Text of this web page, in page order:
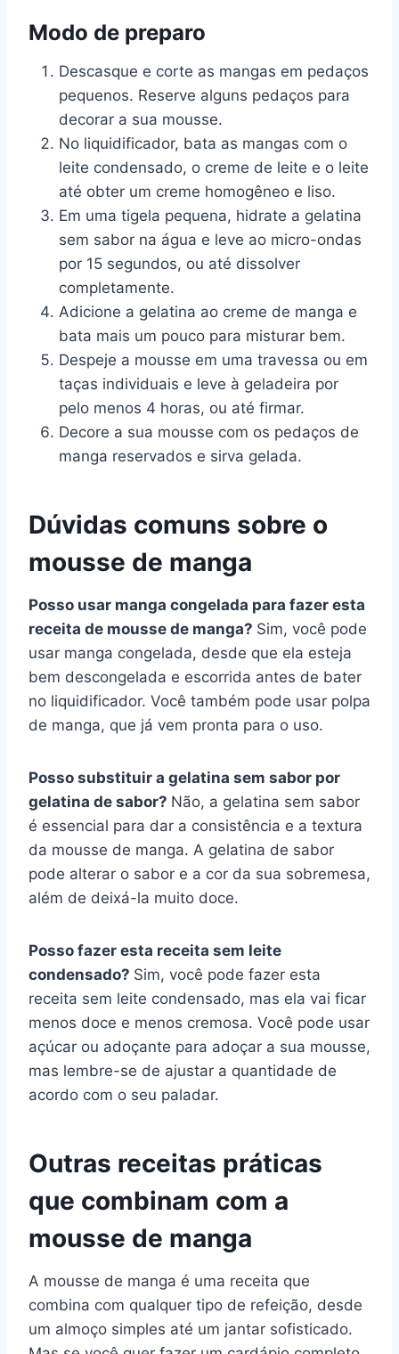
Modo de preparo
Descasque e corte as mangas em pedaços
pequenos. Reserve alguns pedaços para
decorar a sua mousse.
No liquidificador, bata as mangas com o
leite condensado, o creme de leite e o leite
até obter um creme homogêneo e liso.
Em uma tigela pequena, hidrate a gelatina
sem sabor na água e leve ao micro-ondas
por 15 segundos, ou até dissolver
completamente.
Adicione a gelatina ao creme de manga e
bata mais um pouco para misturar bem.
Despeje a mousse em uma travessa ou em
taças individuais e leve à geladeira por
pelo menos 4 horas, ou até firmar.
Decore a sua mousse com os pedaços de
manga reservados e sirva gelada.
Dúvidas comuns sobre o
mousse de manga
Posso usar manga congelada para fazer esta
receita de mousse de manga? Sim, você pode
usar manga congelada, desde que ela esteja
bem descongelada e escorrida antes de bater
no liquidificador. Você também pode usar polpa
de manga, que já vem pronta para o uso.
Posso substituir a gelatina sem sabor por
gelatina de sabor? Não, a gelatina sem sabor
é essencial para dar a consistência e a textura
da mousse de manga. A gelatina de sabor
pode alterar o sabor e a cor da sua sobremesa,
além de deixá-la muito doce.
Posso fazer esta receita sem leite
condensado? Sim, você pode fazer esta
receita sem leite condensado, mas ela vai ficar
menos doce e menos cremosa. Você pode usar
açúcar ou adoçante para adoçar a sua mousse,
mas lembre-se de ajustar a quantidade de
acordo com o seu paladar.
Outras receitas práticas
que combinam com a
mousse de manga
A mousse de manga é uma receita que
combina com qualquer tipo de refeição, desde
um almoço simples até um jantar sofisticado.